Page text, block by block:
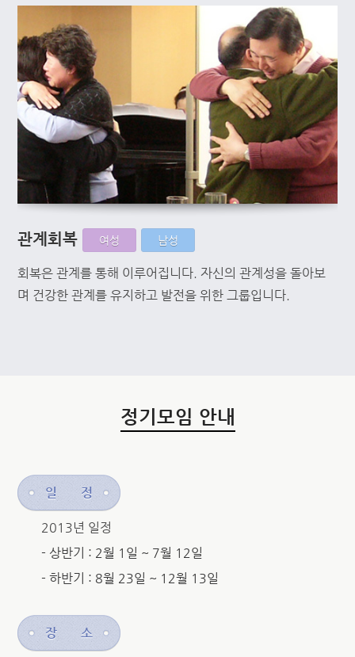
관계회복 여성 남성
회복은 관계를 통해 이루어집니다. 자신의 관계성을 돌아보
며 건강한 관계를 유지하고 발전을 위한 그룹입니다.
정기모임 안내
일 정
2013년 일정
- 상반기 : 2월 1일 ~ 7월 12일
- 하반기 : 8월 23일 ~ 12월 13일
장 소